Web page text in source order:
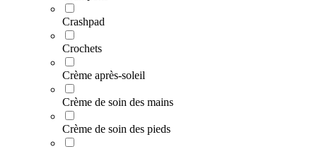
Crashpad
Crochets
Crème après-soleil
Crème de soin des mains
Crème de soin des pieds